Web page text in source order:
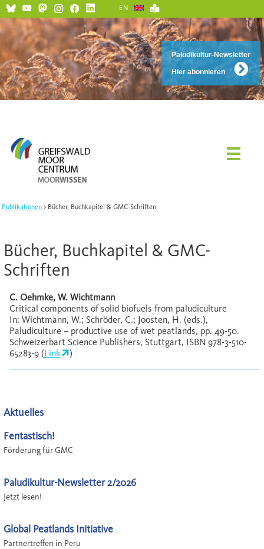
Paludikultur-Newsletter
Hier abonnieren
EN
Publikationen Bücher, Buchkapitel & GMC-Schriften
Bücher, Buchkapitel & GMC-
Schriften
C. Oehmke, W. Wichtmann
Critical components of solid biofuels from paludiculture
In: Wichtmann, W.; Schröder, C.; Joosten, H. (eds.),
Paludiculture – productive use of wet peatlands, pp. 49-50.
Schweizerbart Science Publishers, Stuttgart, ISBN 978-3-510-
65283-9 (Link )
Aktuelles
Fentastisch!
Förderung für GMC
Paludikultur-Newsletter 2/2026
Jetzt lesen!
Global Peatlands Initiative
Partnertreffen in Peru